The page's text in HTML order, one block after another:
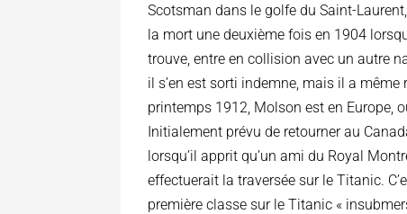
Scotsman dans le golfe du Saint-
la mort une deuxième fois en 1904
trouve, entre en collision avec un autre
il s’en est sorti indemne, mais il a
printemps 1912, Molson est en Europe,
Initialement prévu de retourner au
lorsqu’il apprit qu’un ami du Royal
effectuerait la traversée sur le Titanic.
première classe sur le Titanic «